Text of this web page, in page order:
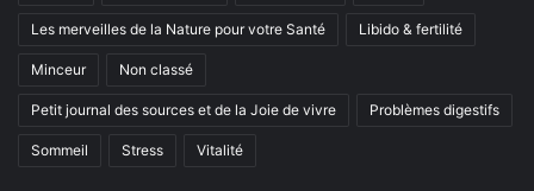
Les merveilles de la Nature pour votre Santé Libido & fertilité
Minceur Non classé
Petit journal des sources et de la Joie de vivre Problèmes digestifs
Sommeil Stress Vitalité